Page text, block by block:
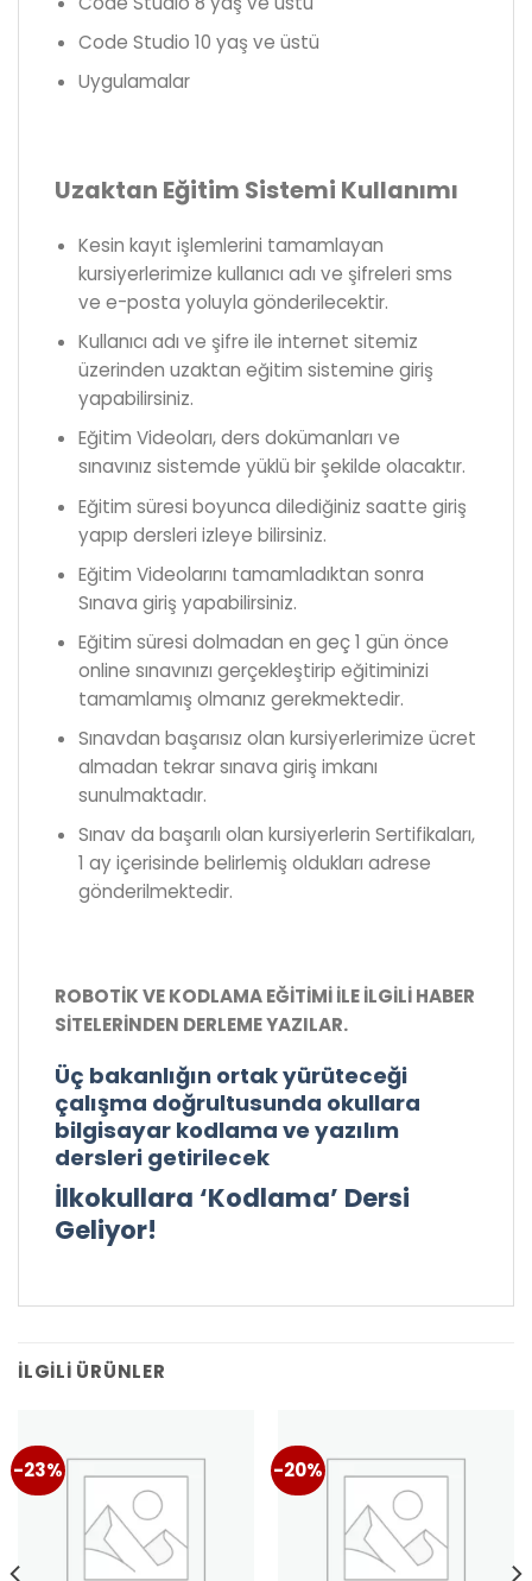
Code Studio 10 yaş ve üstü
Uygulamalar
Uzaktan Eğitim Sistemi Kullanımı
Kesin kayıt işlemlerini tamamlayan
kursiyerlerimize kullanıcı adı ve şifreleri sms
ve e-posta yoluyla gönderilecektir.
Kullanıcı adı ve şifre ile internet sitemiz
üzerinden uzaktan eğitim sistemine giriş
yapabilirsiniz.
Eğitim Videoları, ders dokümanları ve
sınavınız sistemde yüklü bir şekilde olacaktır.
Eğitim süresi boyunca dilediğiniz saatte giriş
yapıp dersleri izleye bilirsiniz.
Eğitim Videolarını tamamladıktan sonra
Sınava giriş yapabilirsiniz.
Eğitim süresi dolmadan en geç 1 gün önce
online sınavınızı gerçekleştirip eğitiminizi
tamamlamış olmanız gerekmektedir.
Sınavdan başarısız olan kursiyerlerimize ücret
almadan tekrar sınava giriş imkanı
sunulmaktadır.
Sınav da başarılı olan kursiyerlerin Sertifikaları,
1 ay içerisinde belirlemiş oldukları adrese
gönderilmektedir.
ROBOTİK VE KODLAMA EĞİTİMİ İLE İLGİLİ HABER
SİTELERİNDEN DERLEME YAZILAR.
Üç bakanlığın ortak yürüteceği
çalışma doğrultusunda okullara
bilgisayar kodlama ve yazılım
dersleri getirilecek
İlkokullara ‘Kodlama’ Dersi
Geliyor!
İLGILI ÜRÜNLER
-23% -20%